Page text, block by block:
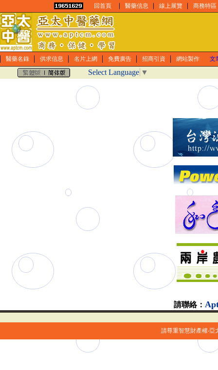
回首頁 醫藥信息 線上展覽 商務特區
醫藥名錄 供求信息 名片上網 免費廣告 招商引資 網站製作 文
Select Language ▼
請聯絡：
請尊重智慧財產權‧亞